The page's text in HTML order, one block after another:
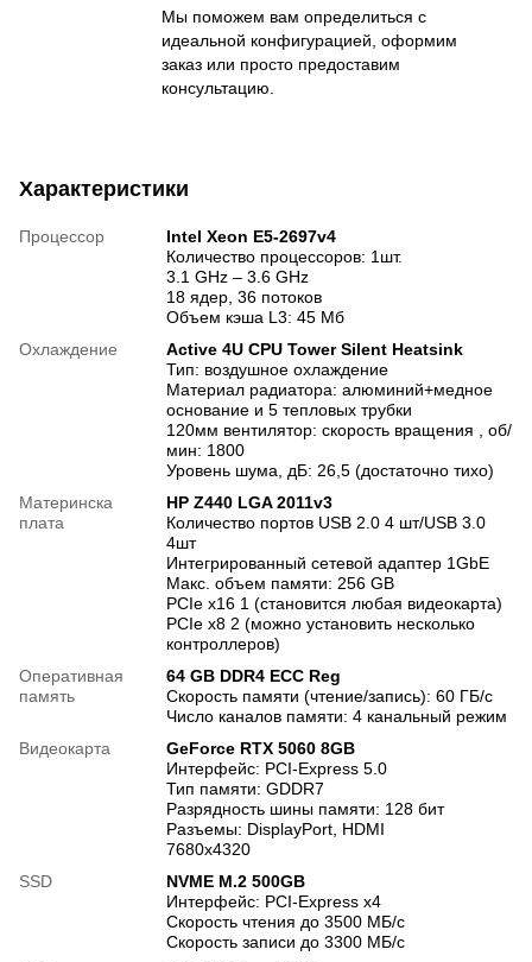
Мы поможем вам определиться с
идеальной конфигурацией, оформим
заказ или просто предоставим
консультацию.
Характеристики
Процессор
Intel Xeon E5-2697v4
Количество процессоров: 1шт.
3.1 GHz – 3.6 GHz
18 ядер, 36 потоков
Объем кэша L3: 45 Мб
Охлаждение
Active 4U CPU Tower Silent Heatsink
Тип: воздушное охлаждение
Материал радиатора: алюминий+медное
основание и 5 тепловых трубки
120мм вентилятор: скорость вращения , об/
мин: 1800
Уровень шума, дБ: 26,5 (достаточно тихо)
Материнска
плата
HP Z440 LGA 2011v3
Количество портов USB 2.0 4 шт/USB 3.0
4шт
Интегрированный сетевой адаптер 1GbE
Макс. объем памяти: 256 GB
PCIe x16 1 (становится любая видеокарта)
PCIe x8 2 (можно установить несколько
контроллеров)
Оперативная
память
64 GB DDR4 ECC Reg
Скорость памяти (чтение/запись): 60 ГБ/с
Число каналов памяти: 4 канальный режим
Видеокарта
GeForce RTX 5060 8GB
Интерфейс: PCI-Express 5.0
Тип памяти: GDDR7
Разрядность шины памяти: 128 бит
Разъемы: DisplayPort, HDMI
7680x4320
SSD
NVME M.2 500GB
Интерфейс: PCI-Express x4
Скорость чтения до 3500 МБ/с
Скорость записи до 3300 МБ/с